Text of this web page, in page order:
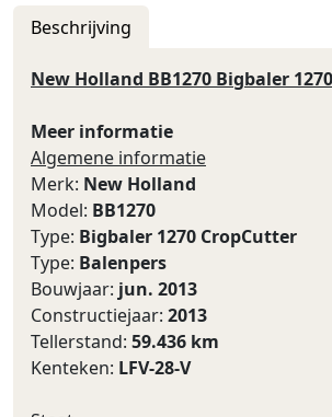
Beschrijving
New Holland BB1270 Bigbaler
Meer informatie
Algemene informatie
Merk: New Holland
Model: BB1270
Type: Bigbaler 1270 CropCutter
Type: Balenpers
Bouwjaar: jun. 2013
Constructiejaar: 2013
Tellerstand: 59.436 km
Kenteken: LFV-28-V